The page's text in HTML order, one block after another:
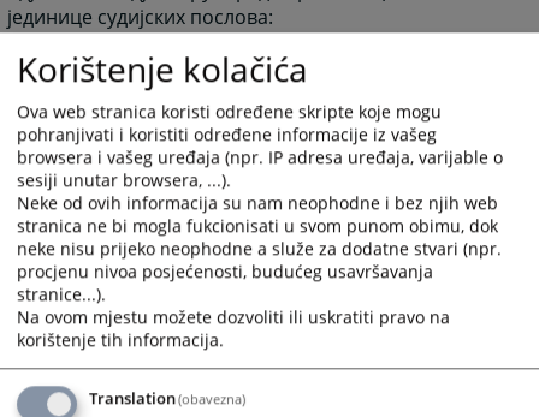
јединице судијских послова:
Кривично одјељење,
Грађанско одјељење,
Прекршајно одјељење и
Одјељење за малољетнике.
1567ПРЕГЛЕДА
Korištenje kolačića
Ova web stranica koristi određene skripte koje mogu
pohranjivati i koristiti određene informacije iz vašeg
browsera i vašeg uređaja (npr. IP adresa uređaja, varijable o
sesiji unutar browsera, ...).
Neke od ovih informacija su nam neophodne i bez njih web
stranica ne bi mogla fukcionisati u svom punom obimu, dok
neke nisu prijeko neophodne a služe za dodatne stvari (npr.
procjenu nivoa posjećenosti, budućeg usavršavanja
stranice...).
Na ovom mjestu možete dozvoliti ili uskratiti pravo na
korištenje tih informacija.
Translation(obavezna)